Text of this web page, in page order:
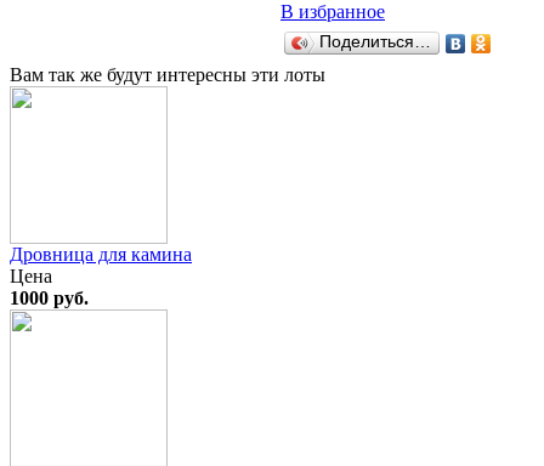
В избранное
Поделиться…
Вам так же будут интересны эти лоты
Дровница для камина
Цена
1000 руб.